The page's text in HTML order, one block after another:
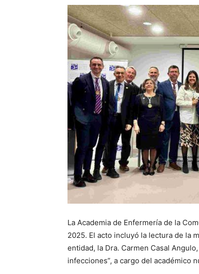
La Academia de Enfermería de la
2025. El acto incluyó la lectura de la
entidad, la Dra. Carmen Casal
infecciones”, a cargo del académico